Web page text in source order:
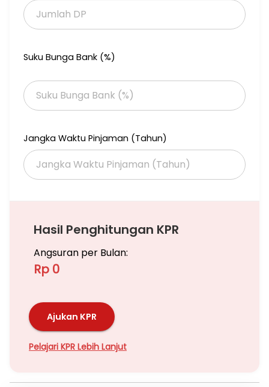
Suku Bunga Bank (%)
Jangka Waktu Pinjaman (Tahun)
Hasil Penghitungan KPR
Angsuran per Bulan:
Rp 0
Ajukan KPR
Pelajari KPR Lebih Lanjut